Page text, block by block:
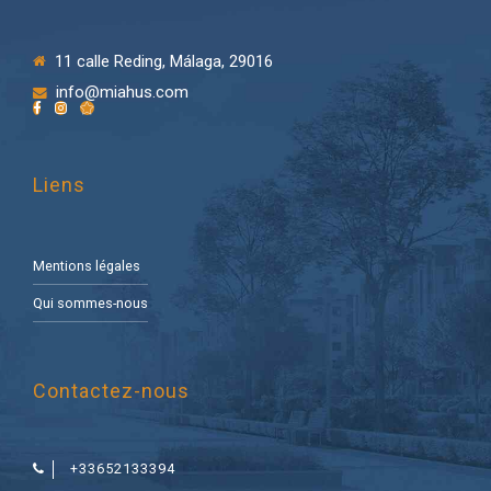
11 calle Reding, Málaga, 29016
info@miahus.com
Liens
Mentions légales
Qui sommes-nous
Contactez-nous
+33652133394